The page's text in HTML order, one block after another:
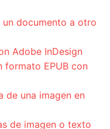
documento a otro
Adobe InDesign
formato EPUB con
de una imagen en
de imagen o texto